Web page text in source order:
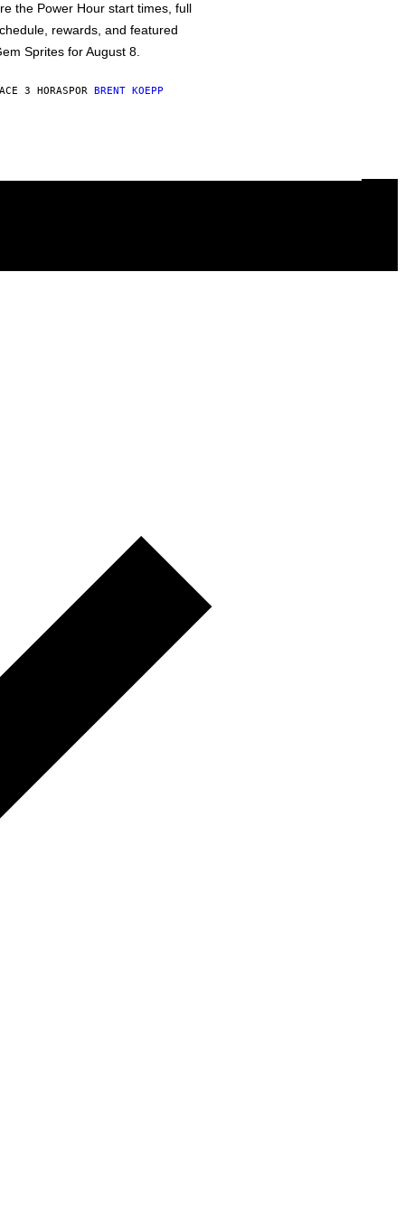
the Power Hour start times, full
rewards, and featured
Sprites for August 8.
3 HORASPOR BRENT KOEPP